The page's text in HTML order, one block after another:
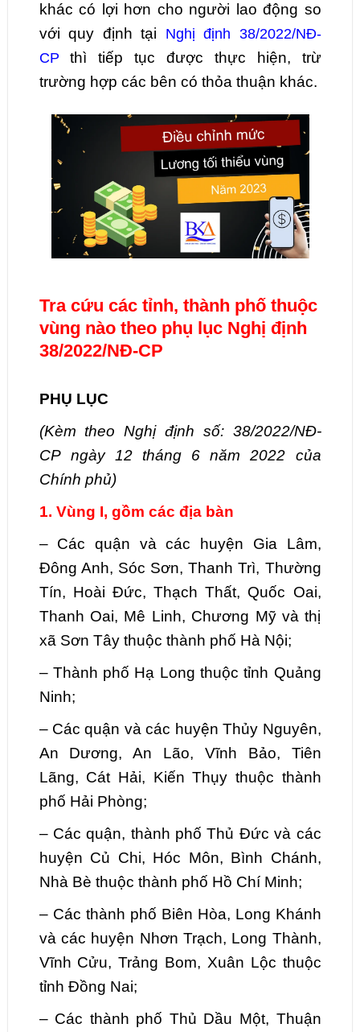
khác có lợi hơn cho người lao động so
với quy định tại Nghị định 38/2022/NĐ-
CP thì tiếp tục được thực hiện, trừ
trường hợp các bên có thỏa thuận khác.
Tra cứu các tỉnh, thành phố thuộc
vùng nào theo phụ lục Nghị định
38/2022/NĐ-CP
PHỤ LỤC
(Kèm theo Nghị định số: 38/2022/NĐ-
CP ngày 12 tháng 6 năm 2022 của
Chính phủ)
1. Vùng I, gồm các địa bàn
– Các quận và các huyện Gia Lâm,
Đông Anh, Sóc Sơn, Thanh Trì, Thường
Tín, Hoài Đức, Thạch Thất, Quốc Oai,
Thanh Oai, Mê Linh, Chương Mỹ và thị
xã Sơn Tây thuộc thành phố Hà Nội;
– Thành phố Hạ Long thuộc tỉnh Quảng
Ninh;
– Các quận và các huyện Thủy Nguyên,
An Dương, An Lão, Vĩnh Bảo, Tiên
Lãng, Cát Hải, Kiến Thụy thuộc thành
phố Hải Phòng;
– Các quận, thành phố Thủ Đức và các
huyện Củ Chi, Hóc Môn, Bình Chánh,
Nhà Bè thuộc thành phố Hồ Chí Minh;
– Các thành phố Biên Hòa, Long Khánh
và các huyện Nhơn Trạch, Long Thành,
Vĩnh Cửu, Trảng Bom, Xuân Lộc thuộc
tỉnh Đồng Nai;
– Các thành phố Thủ Dầu Một, Thuận